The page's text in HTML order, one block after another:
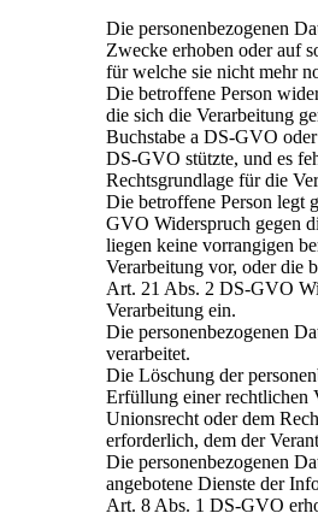
Die personenbezogenen
Zwecke erhoben oder auf
für welche sie nicht mehr
Die betroffene Person
die sich die Verarbeitung
Buchstabe a DS-GVO
DS-GVO stützte, und es
Rechtsgrundlage für die
Die betroffene Person legt
GVO Widerspruch gegen
liegen keine vorrangigen
Verarbeitung vor, oder die
Art. 21 Abs. 2 DS-GVO
Verarbeitung ein.
Die personenbezogenen
verarbeitet.
Die Löschung der
Erfüllung einer rechtlichen
Unionsrecht oder dem
erforderlich, dem der
Die personenbezogenen
angebotene Dienste der
Art. 8 Abs. 1 DS-GVO